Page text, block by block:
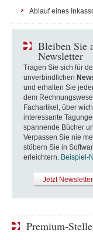
Ablauf eines
Bleiben Sie
Newsletter
Tragen Sie sich für
unverbindlichen
und erhalten Sie
dem
Fachartikel, über
interessante
spannende Bücher
Verpassen Sie nie
stöbern Sie in
erleichtern. Beispiel-
Jetzt
Premium-